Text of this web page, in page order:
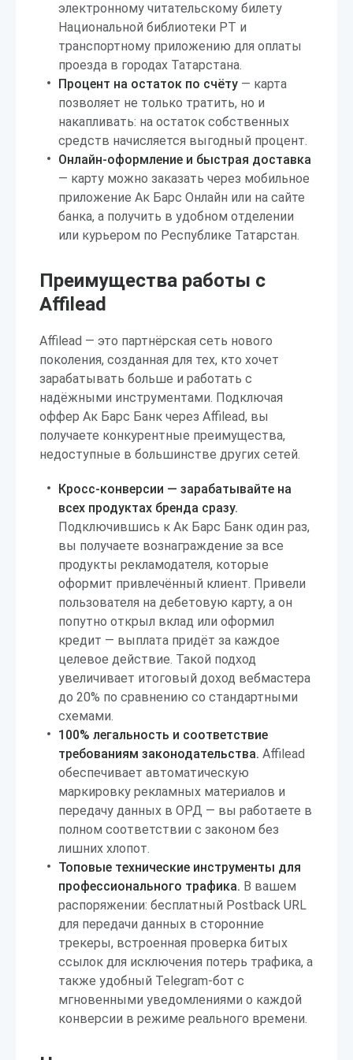
электронному читательскому билету
Национальной библиотеки РТ и
транспортному приложению для оплаты
проезда в городах Татарстана.
Процент на остаток по счёту — карта
позволяет не только тратить, но и
накапливать: на остаток собственных
средств начисляется выгодный процент.
Онлайн-оформление и быстрая доставка
— карту можно заказать через мобильное
приложение Ак Барс Онлайн или на сайте
банка, а получить в удобном отделении
или курьером по Республике Татарстан.
Преимущества работы с
Affilead
Affilead — это партнёрская сеть нового
поколения, созданная для тех, кто хочет
зарабатывать больше и работать с
надёжными инструментами. Подключая
оффер Ак Барс Банк через Affilead, вы
получаете конкурентные преимущества,
недоступные в большинстве других сетей.
Кросс-конверсии — зарабатывайте на
всех продуктах бренда сразу.
Подключившись к Ак Барс Банк один раз,
вы получаете вознаграждение за все
продукты рекламодателя, которые
оформит привлечённый клиент. Привели
пользователя на дебетовую карту, а он
попутно открыл вклад или оформил
кредит — выплата придёт за каждое
целевое действие. Такой подход
увеличивает итоговый доход вебмастера
до 20% по сравнению со стандартными
схемами.
100% легальность и соответствие
требованиям законодательства. Affilead
обеспечивает автоматическую
маркировку рекламных материалов и
передачу данных в ОРД — вы работаете в
полном соответствии с законом без
лишних хлопот.
Топовые технические инструменты для
профессионального трафика. В вашем
распоряжении: бесплатный Postback URL
для передачи данных в сторонние
трекеры, встроенная проверка битых
ссылок для исключения потерь трафика, а
также удобный Telegram-бот с
мгновенными уведомлениями о каждой
конверсии в режиме реального времени.